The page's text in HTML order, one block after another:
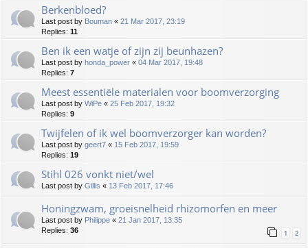
Berkenbloed?
Last post by Bouman « 21 Mar 2017, 23:19
Replies: 11
Ben ik een watje of zijn zij beunhazen?
Last post by honda_power « 04 Mar 2017, 19:48
Replies: 7
Meest essentiële materialen voor boomverzorging
Last post by WiPe « 25 Feb 2017, 19:32
Replies: 9
Twijfelen of ik wel boomverzorger kan worden?
Last post by geert7 « 15 Feb 2017, 19:59
Replies: 19
Stihl 026 vonkt niet/wel
Last post by Gillis « 13 Feb 2017, 17:46
Honingzwam, groeisnelheid rhizomorfen en meer
Last post by Philippe « 21 Jan 2017, 13:35
Replies: 36 1 2